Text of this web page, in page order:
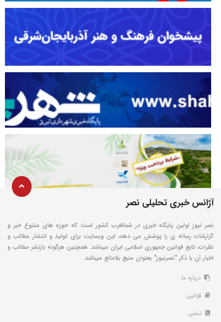
آژانس خبری تحلیلی نصر
نصر نیوز اولین پایگاه خبری در شمالغرب کشور است که حوزه های متنوع خبر و
گزارشات رسانه ی را پوشش می دهد، این وبسایت برای تولید و انتشار مطالب و
نظرات، تابع قوانین جمهوری اسلامی ایران میباشد. همچنین هرگونه بازنشر مطالب و
اخبار آن با ذکر "نصرنیوز" بعنوان منبع بلامانع میباشد.
درباره ما
قوانین
تماس